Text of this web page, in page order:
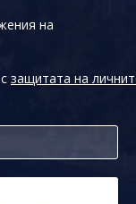
на
защитата на